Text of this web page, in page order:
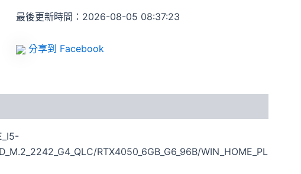
最後更新時間：2026-08-05 08:37:23
分享到 Facebook
RTX4050_6GB_G6_96B/WIN_HOME_PL